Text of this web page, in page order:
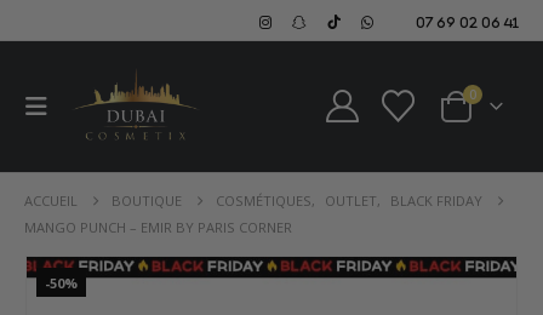
07 69 02 06 41
0
ACCUEIL BOUTIQUE COSMÉTIQUES, OUTLET,
BLACK FRIDAY
MANGO PUNCH – EMIR BY PARIS CORNER
-50%